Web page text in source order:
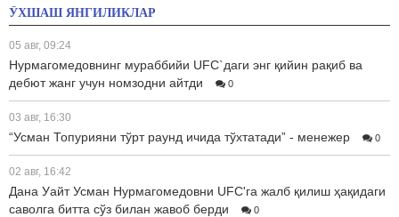
ЎХШАШ ЯНГИЛИКЛАР
05 авг, 09:24
Нурмагомедовнинг мураббийи UFC`даги энг қийин рақиб ва
дебют жанг учун номзодни айтди
0
03 авг, 16:30
“Усман Топурияни тўрт раунд ичида тўхтатади” - менежер 0
02 авг, 16:42
Дана Уайт Усман Нурмагомедовни UFC'га жалб қилиш ҳақидаги
саволга битта сўз билан жавоб берди
0